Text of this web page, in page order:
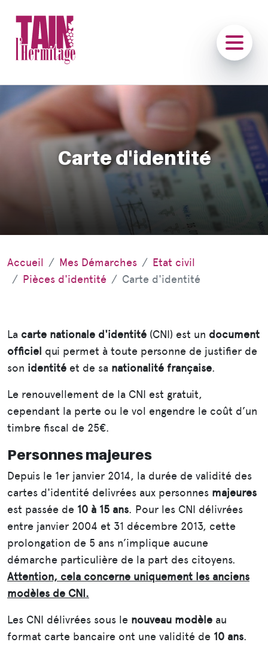
Carte d'identité
Accueil Mes Démarches
Etat civil
Pièces d'identité
Carte d'identité
La carte nationale d'identité (CNI) est un document
officiel qui permet à toute personne de justifier de
son identité et de sa nationalité française.
Le renouvellement de la CNI est gratuit,
cependant la perte ou le vol engendre le coût d’un
timbre fiscal de 25€.
Personnes majeures
Depuis le 1er janvier 2014, la durée de validité des
cartes d'identité delivrées aux personnes majeures
est passée de 10 à 15 ans. Pour les CNI délivrées
entre janvier 2004 et 31 décembre 2013, cette
prolongation de 5 ans n’implique aucune
démarche particulière de la part des citoyens.
Attention, cela concerne uniquement les anciens
modèles de CNI.
Les CNI délivrées sous le nouveau modèle au
format carte bancaire ont une validité de 10 ans.